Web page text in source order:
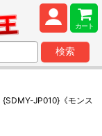
カート
検索
{SDMY-JP010}《モンス